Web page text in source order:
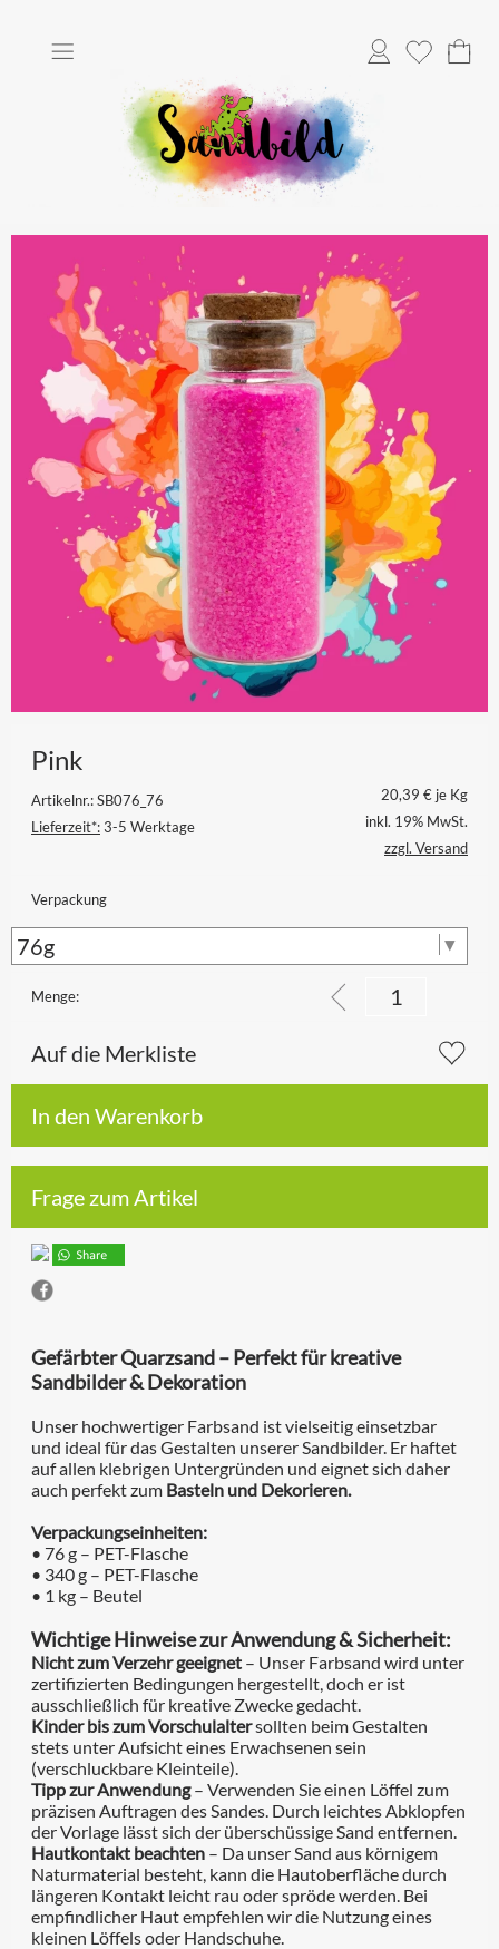
Anmelden
Merkliste
Pink
Artikelnr.: SB076_76
Lieferzeit*:3-5 Werktage
20,39 € je Kg
inkl. 19% MwSt.
zzgl. Versand
Verpackung
Menge:
Auf die Merkliste
In den Warenkorb
Frage zum Artikel
Gefärbter Quarzsand – Perfekt für kreative
Sandbilder & Dekoration
Unser hochwertiger Farbsand ist vielseitig einsetzbar
und ideal für das Gestalten unserer Sandbilder. Er haftet
auf allen klebrigen Untergründen und eignet sich daher
auch perfekt zum Basteln und Dekorieren.
Verpackungseinheiten:
• 76 g – PET-Flasche
• 340 g – PET-Flasche
• 1 kg – Beutel
Wichtige Hinweise zur Anwendung & Sicherheit:
Nicht zum Verzehr geeignet – Unser Farbsand wird unter
zertifizierten Bedingungen hergestellt, doch er ist
ausschließlich für kreative Zwecke gedacht.
Kinder bis zum Vorschulaltersollten beim Gestalten
stets unter Aufsicht eines Erwachsenen sein
(verschluckbare Kleinteile).
Tipp zur Anwendung– Verwenden Sie einen Löffel zum
präzisen Auftragen des Sandes. Durch leichtes Abklopfen
der Vorlage lässt sich der überschüssige Sand entfernen.
Hautkontakt beachten – Da unser Sand aus körnigem
Naturmaterial besteht, kann die Hautoberfläche durch
längeren Kontakt leicht rau oder spröde werden. Bei
empfindlicher Haut empfehlen wir die Nutzung eines
kleinen Löffels oder Handschuhe.